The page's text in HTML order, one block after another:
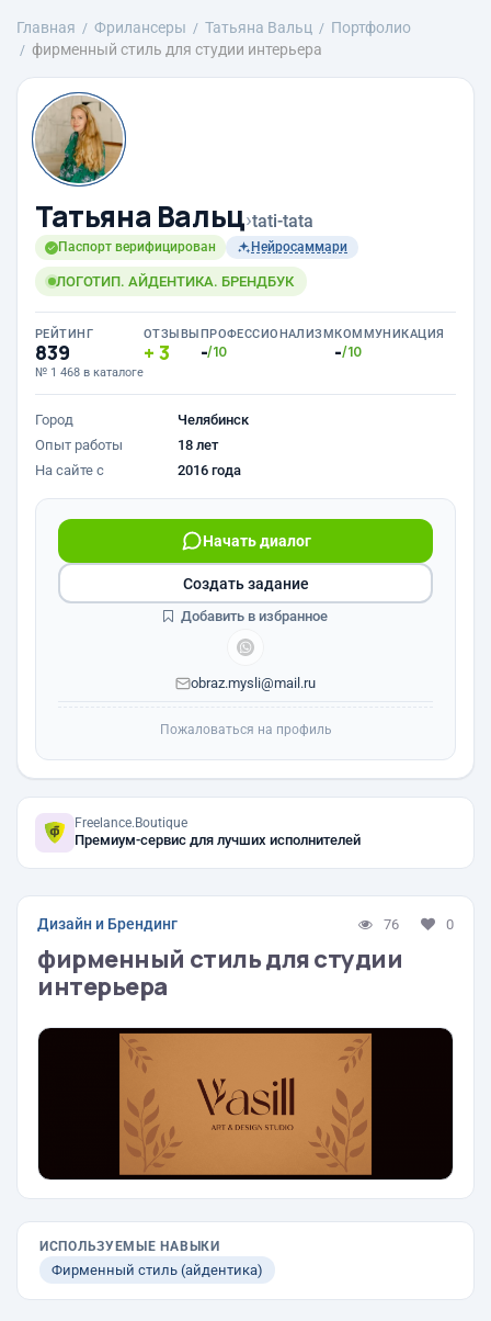
Главная Фрилансеры Татьяна Вальц
Портфолио
фирменный стиль для студии интерьера
Татьяна Вальц›tati-tata
Паспорт верифицирован Нейросаммари
ЛОГОТИП. АЙДЕНТИКА. БРЕНДБУК
РЕЙТИНГ
839
№ 1 468 в каталоге
ОТЗЫВЫ
3
ПРОФЕССИОНАЛИЗМ
-/10
КОММУНИКАЦИЯ
-/10
Город
Челябинск
Опыт работы
18 лет
На сайте с
2016 года
Начать диалог
obraz.mysli@mail.ru
Создать задание
Добавить в избранное
Пожаловаться на профиль
Freelance.Boutique
Премиум-сервис для лучших исполнителей
Дизайн и Брендинг 76 0
фирменный стиль для студии
интерьера
ИСПОЛЬЗУЕМЫЕ НАВЫКИ
Фирменный стиль (айдентика)